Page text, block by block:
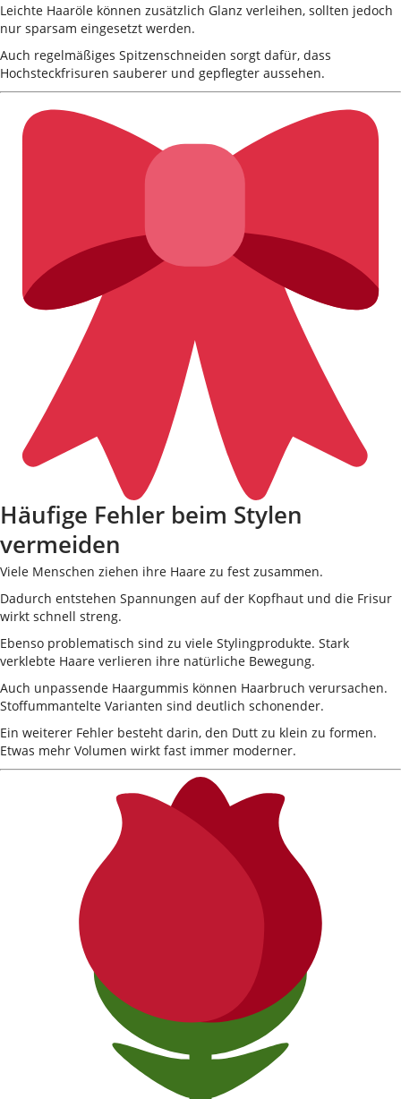
Leichte Haaröle können zusätzlich Glanz verleihen, sollten jedoch
nur sparsam eingesetzt werden.
Auch regelmäßiges Spitzenschneiden sorgt dafür, dass
Hochsteckfrisuren sauberer und gepflegter aussehen.
Häufige Fehler beim Stylen
vermeiden
Viele Menschen ziehen ihre Haare zu fest zusammen.
Dadurch entstehen Spannungen auf der Kopfhaut und die Frisur
wirkt schnell streng.
Ebenso problematisch sind zu viele Stylingprodukte. Stark
verklebte Haare verlieren ihre natürliche Bewegung.
Auch unpassende Haargummis können Haarbruch verursachen.
Stoffummantelte Varianten sind deutlich schonender.
Ein weiterer Fehler besteht darin, den Dutt zu klein zu formen.
Etwas mehr Volumen wirkt fast immer moderner.